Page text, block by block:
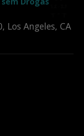
, Los Angeles, CA